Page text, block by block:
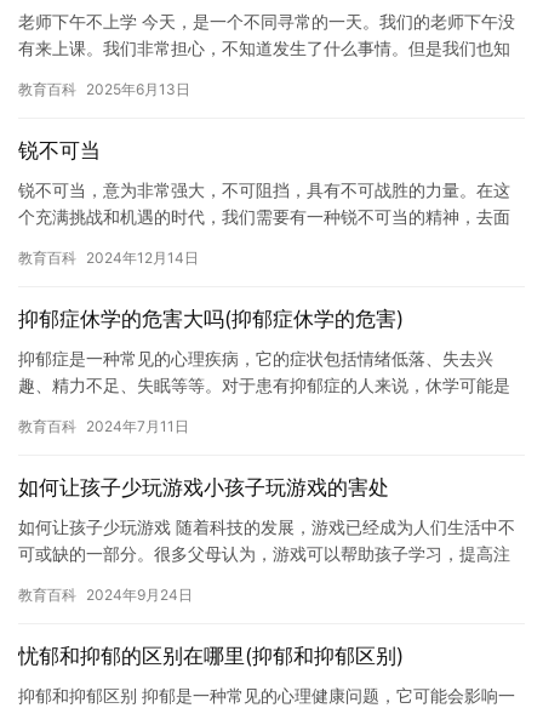
老师下午不上学 今天，是一个不同寻常的一天。我们的老师下午没
有来上课。我们非常担心，不知道发生了什么事情。但是我们也知
己…
教育百科 2025年6月13日
锐不可当
锐不可当，意为非常强大，不可阻挡，具有不可战胜的力量。在这
个充满挑战和机遇的时代，我们需要有一种锐不可当的精神，去面
表现…
教育百科 2024年12月14日
抑郁症休学的危害大吗(抑郁症休学的危害)
抑郁症是一种常见的心理疾病，它的症状包括情绪低落、失去兴
趣、精力不足、失眠等等。对于患有抑郁症的人来说，休学可能是
来说并不…
教育百科 2024年7月11日
如何让孩子少玩游戏小孩子玩游戏的害处
如何让孩子少玩游戏 随着科技的发展，游戏已经成为人们生活中不
可或缺的一部分。很多父母认为，游戏可以帮助孩子学习，提高注
何让…
教育百科 2024年9月24日
忧郁和抑郁的区别在哪里(抑郁和抑郁区别)
抑郁和抑郁区别 抑郁是一种常见的心理健康问题，它可能会影响一